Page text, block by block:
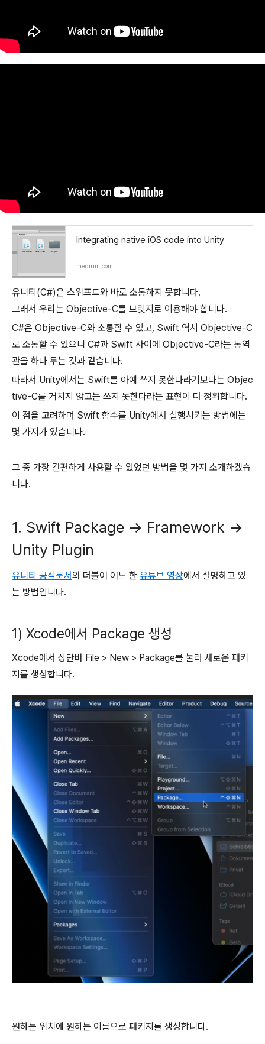
Integrating native iOS code into Unity
medium.com
유니티(C#)은 스위프트와 바로 소통하지 못합니다.
그래서 우리는 Objective-C를 브릿지로 이용해야 합니다.
C#은 Objective-C와 소통할 수 있고, Swift 역시 Objective-C
로 소통할 수 있으니 C#과 Swift 사이에 Objective-C라는 통역
관을 하나 두는 것과 같습니다.
따라서 Unity에서는 Swift를 아예 쓰지 못한다라기보다는 Objec
tive-C를 거치지 않고는 쓰지 못한다라는 표현이 더 정확합니다.
이 점을 고려하며 Swift 함수를 Unity에서 실행시키는 방법에는
몇 가지가 있습니다.
그 중 가장 간편하게 사용할 수 있었던 방법을 몇 가지 소개하겠습
니다.
1. Swift Package -> Framework ->
Unity Plugin
유니티 공식문서와 더불어 어느 한 유튜브 영상에서 설명하고 있
는 방법입니다.
1) Xcode에서 Package 생성
Xcode에서 상단바 File > New > Package를 눌러 새로운 패키
지를 생성합니다.
원하는 위치에 원하는 이름으로 패키지를 생성합니다.